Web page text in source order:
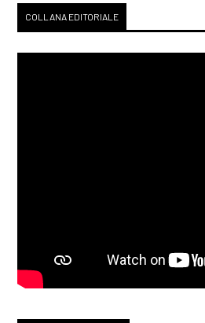
[27]Io sono il
pagina 69
COLLANA EDITORIALE